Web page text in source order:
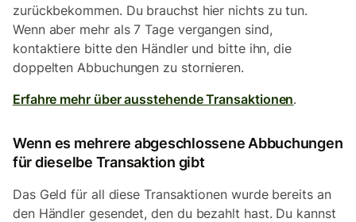
zurückbekommen. Du brauchst hier nichts zu tun.
Wenn aber mehr als 7 Tage vergangen sind,
kontaktiere bitte den Händler und bitte ihn, die
doppelten Abbuchungen zu stornieren.
Erfahre mehr über ausstehende Transaktionen.
Wenn es mehrere abgeschlossene Abbuchungen
für dieselbe Transaktion gibt
Das Geld für all diese Transaktionen wurde bereits an
den Händler gesendet, den du bezahlt hast. Du kannst